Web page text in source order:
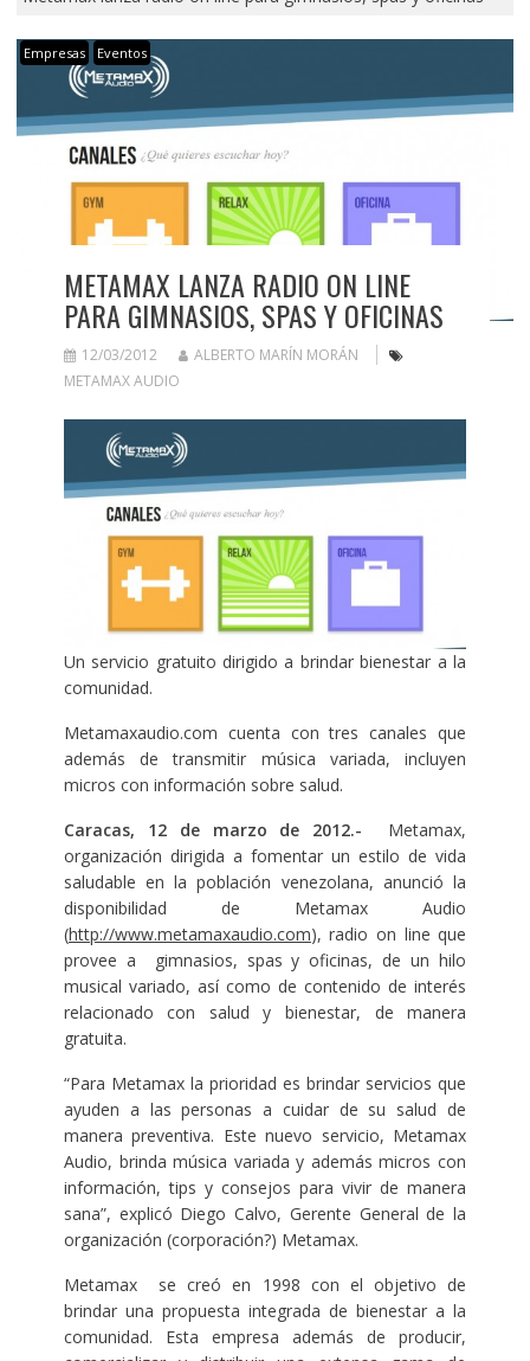
Empresas Eventos
METAMAX LANZA RADIO ON LINE
PARA GIMNASIOS, SPAS Y OFICINAS
12/03/2012
ALBERTO MARÍN MORÁN
METAMAX AUDIO
Un servicio gratuito dirigido a brindar bienestar a la
comunidad.
Metamaxaudio.com cuenta con tres canales que
además de transmitir música variada, incluyen
micros con información sobre salud.
Caracas, 12 de marzo de 2012.- Metamax,
organización dirigida a fomentar un estilo de vida
saludable en la población venezolana, anunció la
disponibilidad de Metamax Audio
(http://www.metamaxaudio.com), radio on line que
provee a gimnasios, spas y oficinas, de un hilo
musical variado, así como de contenido de interés
relacionado con salud y bienestar, de manera
gratuita.
“Para Metamax la prioridad es brindar servicios que
ayuden a las personas a cuidar de su salud de
manera preventiva. Este nuevo servicio, Metamax
Audio, brinda música variada y además micros con
información, tips y consejos para vivir de manera
sana”, explicó Diego Calvo, Gerente General de la
organización (corporación?) Metamax.
Metamax se creó en 1998 con el objetivo de
brindar una propuesta integrada de bienestar a la
comunidad. Esta empresa además de producir,